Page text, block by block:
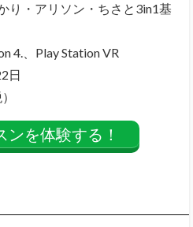
り・アリソン・ちさと3in1基
4.、Play Station VR
日
ンを体験する！